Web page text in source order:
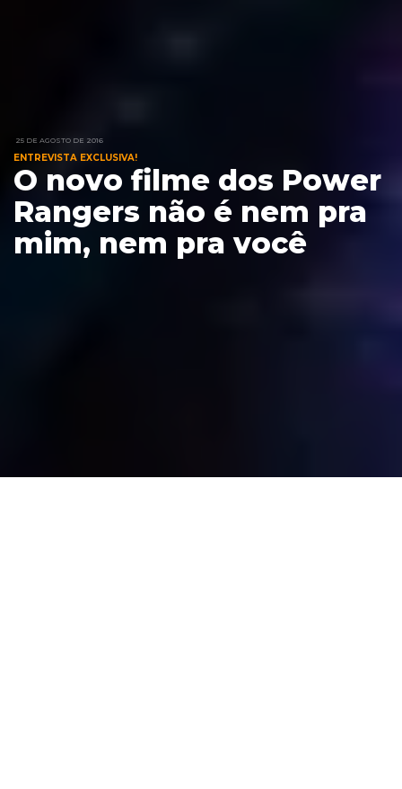
25 DE AGOSTO DE 2016
ENTREVISTA EXCLUSIVA!
O novo filme dos Power
Rangers não é nem pra
mim, nem pra você